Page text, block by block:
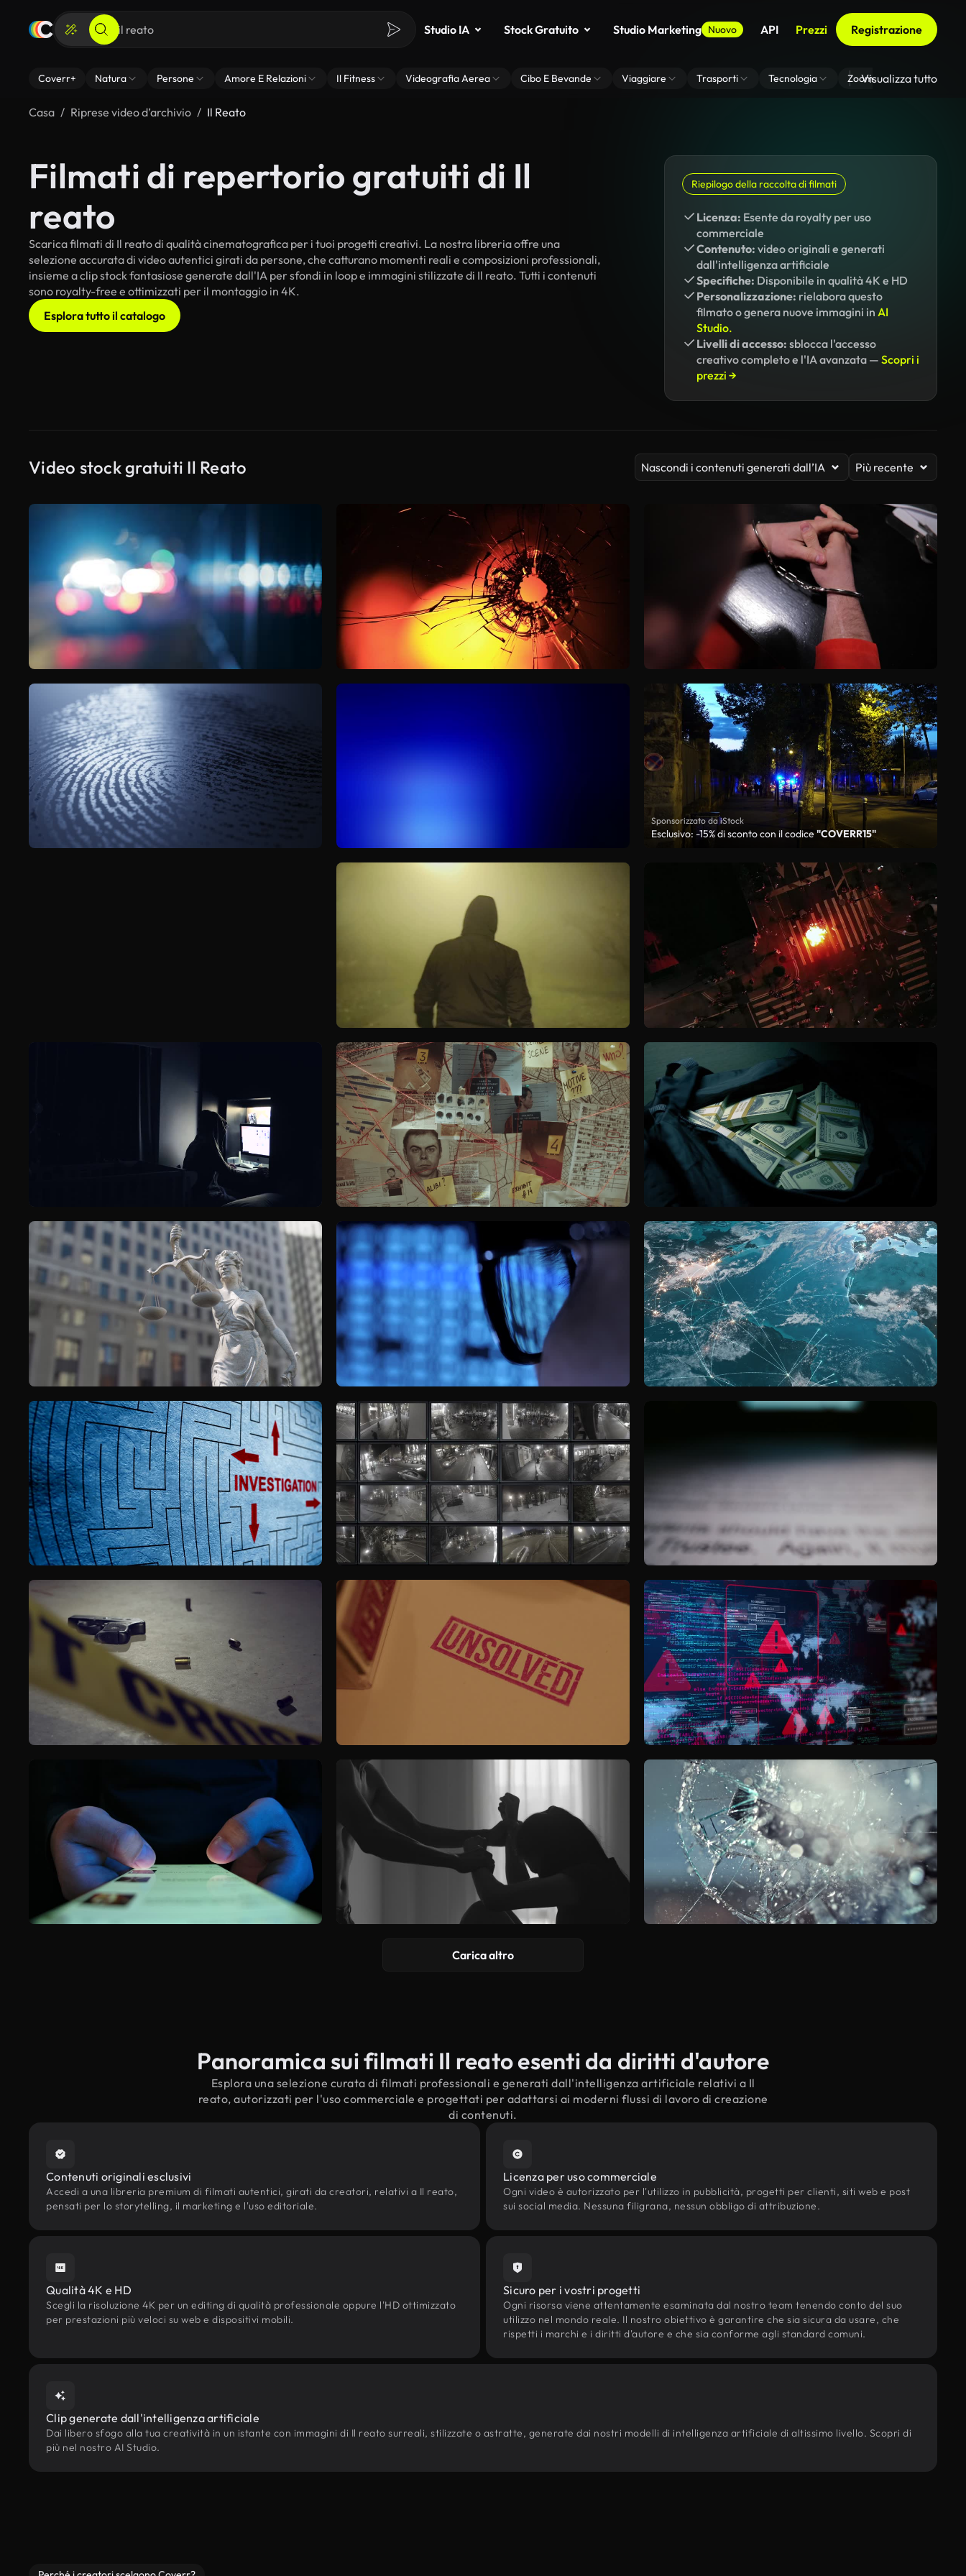
Studio IA Stock Gratuito Studio Marketing Nuovo API Prezzi Registrazione
Coverr+ Natura Persone Amore E Relazioni Il Fitness Videografia Aerea Cibo E Bevande Viaggiare Trasporti Tecnologia Zoom Di Sfondo Virtuale
Visualizza tutto
Casa Riprese video d’archivio Il Reato
Filmati di repertorio gratuiti di Il
reato
Scarica filmati di Il reato di qualità cinematografica per i tuoi progetti creativi. La nostra libreria offre una
selezione accurata di video autentici girati da persone, che catturano momenti reali e composizioni professionali,
insieme a clip stock fantasiose generate dall'IA per sfondi in loop e immagini stilizzate di Il reato. Tutti i contenuti
sono royalty-free e ottimizzati per il montaggio in 4K.
Esplora tutto il catalogo
Riepilogo della raccolta di filmati
Licenza: Esente da royalty per uso
commerciale
Contenuto: video originali e generati
dall'intelligenza artificiale
Specifiche: Disponibile in qualità 4K e HD
Personalizzazione: rielabora questo
filmato o genera nuove immagini in AI
Studio.
Livelli di accesso: sblocca l'accesso
creativo completo e l'IA avanzata — Scopri i
prezzi →
Video stock gratuiti Il Reato Nascondi i contenuti generati dall’IA Più recente
Sponsorizzato da iStock
Esclusivo: -15% di sconto con il codice "COVERR15"
Carica altro
Panoramica sui filmati Il reato esenti da diritti d'autore
Esplora una selezione curata di filmati professionali e generati dall'intelligenza artificiale relativi a Il
reato, autorizzati per l'uso commerciale e progettati per adattarsi ai moderni flussi di lavoro di creazione
di contenuti.
Contenuti originali esclusivi
Accedi a una libreria premium di filmati autentici, girati da creatori, relativi a Il reato,
pensati per lo storytelling, il marketing e l'uso editoriale.
Licenza per uso commerciale
Ogni video è autorizzato per l'utilizzo in pubblicità, progetti per clienti, siti web e post
sui social media. Nessuna filigrana, nessun obbligo di attribuzione.
Qualità 4K e HD
Scegli la risoluzione 4K per un editing di qualità professionale oppure l'HD ottimizzato
per prestazioni più veloci su web e dispositivi mobili.
Sicuro per i vostri progetti
Ogni risorsa viene attentamente esaminata dal nostro team tenendo conto del suo
utilizzo nel mondo reale. Il nostro obiettivo è garantire che sia sicura da usare, che
rispetti i marchi e i diritti d'autore e che sia conforme agli standard comuni.
Clip generate dall'intelligenza artificiale
Dai libero sfogo alla tua creatività in un istante con immagini di Il reato surreali, stilizzate o astratte, generate dai nostri modelli di intelligenza artificiale di altissimo livello. Scopri di
più nel nostro AI Studio.